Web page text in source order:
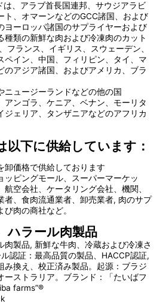
は、アラブ首長国連邦、サウジアラビ
ト、オマーンなどのGCC諸国、および
ヨーロッパ諸国のサプライヤーおよび
種類の新鮮な肉および冷凍肉のカット
フランス、イギリス、スウェーデン、
ペイン、中国、フィリピン、タイ、マ
のアジア諸国、およびアメリカ、ブラ
ニュージーランドなどの他の国
アンゴラ、ケニア、ベナン、モーリタ
ジェリア、タンザニアなどのアフリカ
以下に供給しています：
卸価格で供給しております
ッピングモール、スーパーマーケッ
航空会社、ケータリング会社、機関、
者、食肉流通業者、卸売業者, 肉のサプ
肉の商社など。
ハラール肉製品
肉製品, 新鮮な牛肉、冷蔵および冷凍さ
認証：最高品質の製品、HACCP認証,
み換え、校正済み製品。起源：ブラジ
ーストラリア。ブランド：「たいばフ
farms”®